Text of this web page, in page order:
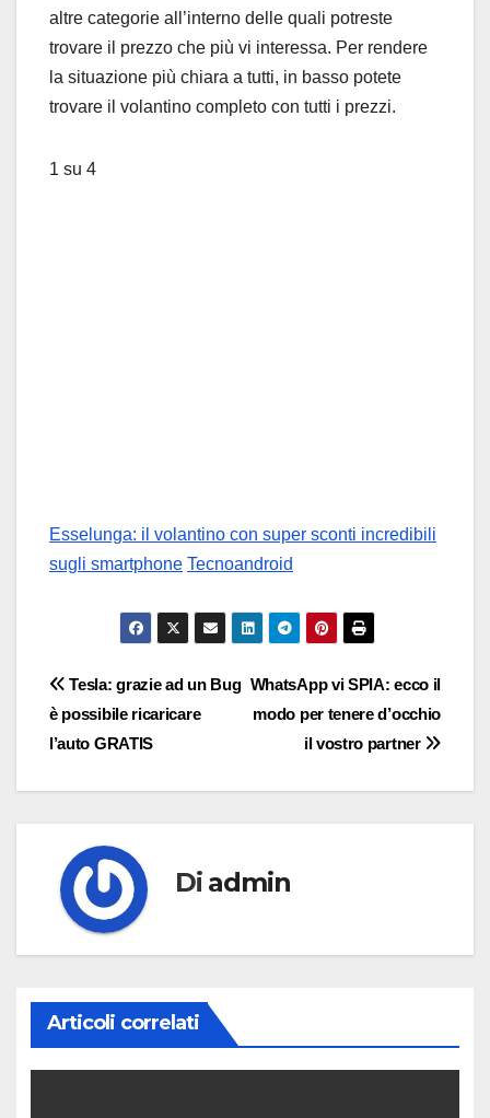
altre categorie all’interno delle quali potreste
trovare il prezzo che più vi interessa. Per rendere
la situazione più chiara a tutti, in basso potete
trovare il volantino completo con tutti i prezzi.
1 su 4
Esselunga: il volantino con super sconti incredibili
sugli smartphone Tecnoandroid
Navigazione
articoli
WhatsApp vi SPIA: ecco il
modo per tenere d’occhio
il vostro partner
Tesla: grazie ad un Bug
è possibile ricaricare
l’auto GRATIS
Di admin
Articoli correlati